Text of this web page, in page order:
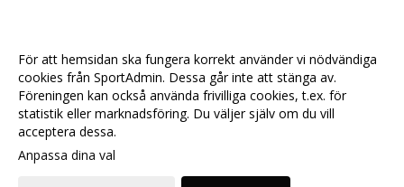
För att hemsidan ska fungera korrekt använder vi nödvändiga
cookies från SportAdmin. Dessa går inte att stänga av.
Föreningen kan också använda frivilliga cookies, t.ex. för
statistik eller marknadsföring. Du väljer själv om du vill
acceptera dessa.
Anpassa dina val